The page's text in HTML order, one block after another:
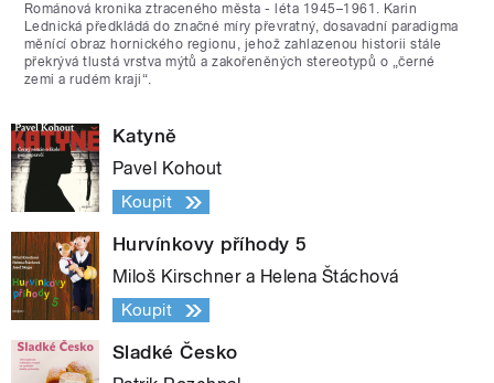
Románová kronika ztraceného města - léta 1945–1961. Karin
Lednická předkládá do značné míry převratný, dosavadní paradigma
měnící obraz hornického regionu, jehož zahlazenou historii stále
překrývá tlustá vrstva mýtů a zakořeněných stereotypů o „černé
zemi a rudém kraji“.
Katyně
Pavel Kohout
Koupit
Hurvínkovy příhody 5
Miloš Kirschner a Helena Štáchová
Koupit
Sladké Česko